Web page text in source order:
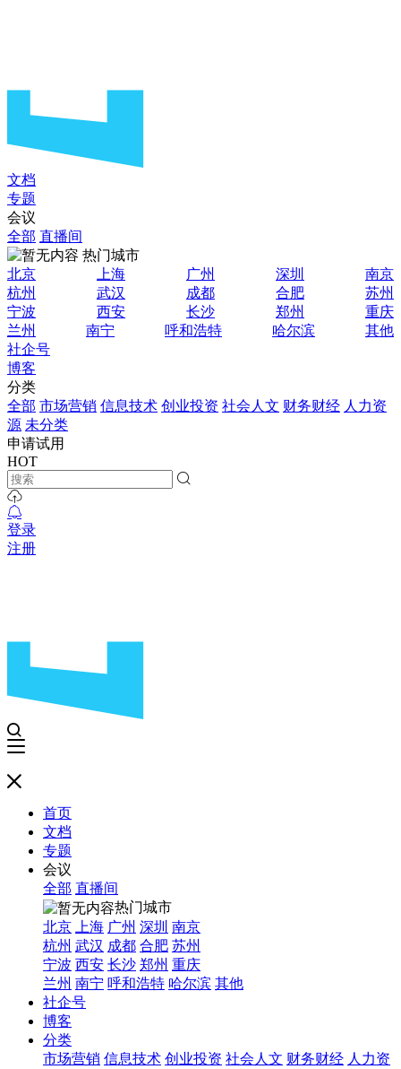
文档
专题
会议
全部 直播间
热门城市
北京
上海 广州 深圳
南京
杭州
武汉 成都 合肥
苏州
宁波
西安 长沙 郑州
重庆
兰州
南宁 呼和浩特 哈尔滨
其他
社企号
博客
分类
全部 市场营销 信息技术 创业投资 社会人文 财务财经 人力资
源 未分类
申请试用
HOT
登录
注册
首页
文档
专题
会议
全部 直播间
热门城市
北京
上海 广州 深圳 南京
杭州 武汉 成都 合肥 苏州
宁波 西安 长沙 郑州 重庆
兰州 南宁 呼和浩特 哈尔滨 其他
社企号
博客
分类
市场营销 信息技术 创业投资 社会人文 财务财经 人力资